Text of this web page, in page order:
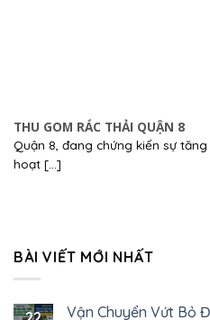
THU GOM RÁC THẢI QUẬN 8
Quận 8, đang chứng kiến sự
hoạt [...]
BÀI VIẾT MỚI NHẤT
Vận Chuyển Vứt Bỏ